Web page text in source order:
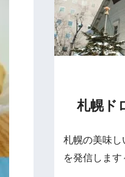
札幌ド
札幌の美味し
を発信します